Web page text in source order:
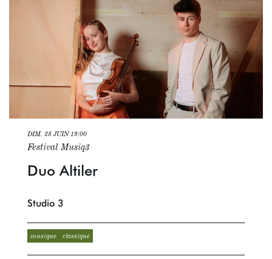
Duo Altiler
Festival Musiq3
DIM. 28 JUIN 19:00
Studio 3
musique classique